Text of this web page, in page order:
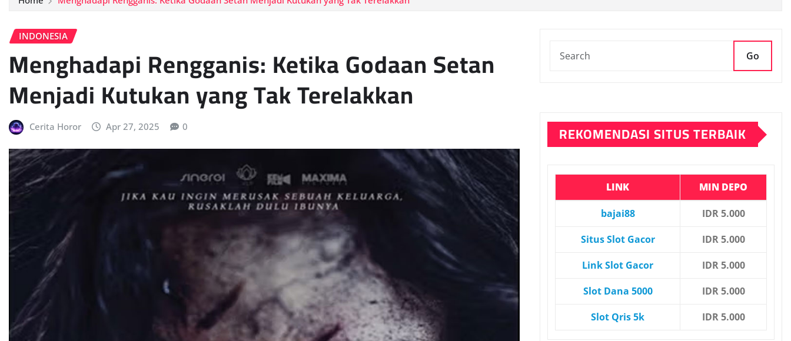
INDONESIA
Menghadapi Rengganis: Ketika Godaan Setan
Menjadi Kutukan yang Tak Terelakkan
Cerita Horor Apr 27, 2025 0
Go
REKOMENDASI SITUS TERBAIK
LINK MIN DEPO
bajai88
IDR 5.000
Situs Slot Gacor
IDR 5.000
Link Slot Gacor
IDR 5.000
Slot Dana 5000
IDR 5.000
Slot Qris 5k
IDR 5.000